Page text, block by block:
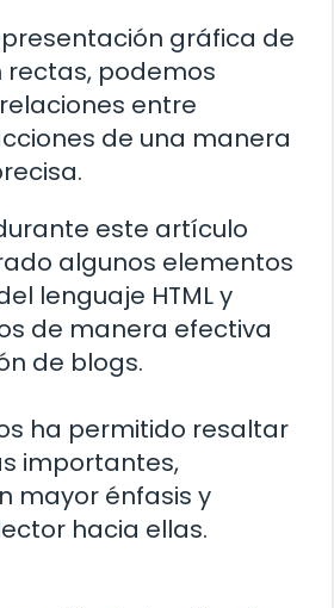
gráfica de
rectas, podemos
entre
de una manera
este artículo
algunos elementos
lenguaje HTML y
de manera efectiva
de blogs.
ha permitido resaltar
importantes,
mayor énfasis y
hacia ellas.